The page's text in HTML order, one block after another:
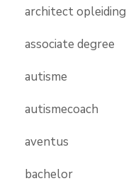
architect opleiding
associate degree
autisme
autismecoach
aventus
bachelor